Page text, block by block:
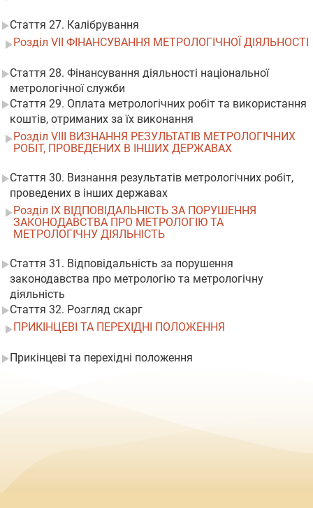
Стаття 27. Калібрування
Розділ VII ФІНАНСУВАННЯ МЕТРОЛОГІЧНОЇ ДІЯЛЬНОСТІ
Стаття 28. Фінансування діяльності національної
метрологічної служби
Стаття 29. Оплата метрологічних робіт та використання
коштів, отриманих за їх виконання
Розділ VIII ВИЗНАННЯ РЕЗУЛЬТАТІВ МЕТРОЛОГІЧНИХ
РОБІТ, ПРОВЕДЕНИХ В ІНШИХ ДЕРЖАВАХ
Стаття 30. Визнання результатів метрологічних робіт,
проведених в інших державах
Розділ IX ВІДПОВІДАЛЬНІСТЬ ЗА ПОРУШЕННЯ
ЗАКОНОДАВСТВА ПРО МЕТРОЛОГІЮ ТА
МЕТРОЛОГІЧНУ ДІЯЛЬНІСТЬ
Стаття 31. Відповідальність за порушення
законодавства про метрологію та метрологічну
діяльність
Стаття 32. Розгляд скарг
ПРИКІНЦЕВІ ТА ПЕРЕХІДНІ ПОЛОЖЕННЯ
Прикінцеві та перехідні положення